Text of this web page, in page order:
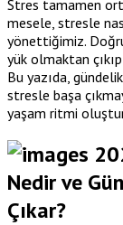
Stres tamamen
mesele, stresle
yönettiğimiz.
yük olmaktan
Bu yazıda,
stresle başa
yaşam ritmi
Nedir ve
Çıkar?